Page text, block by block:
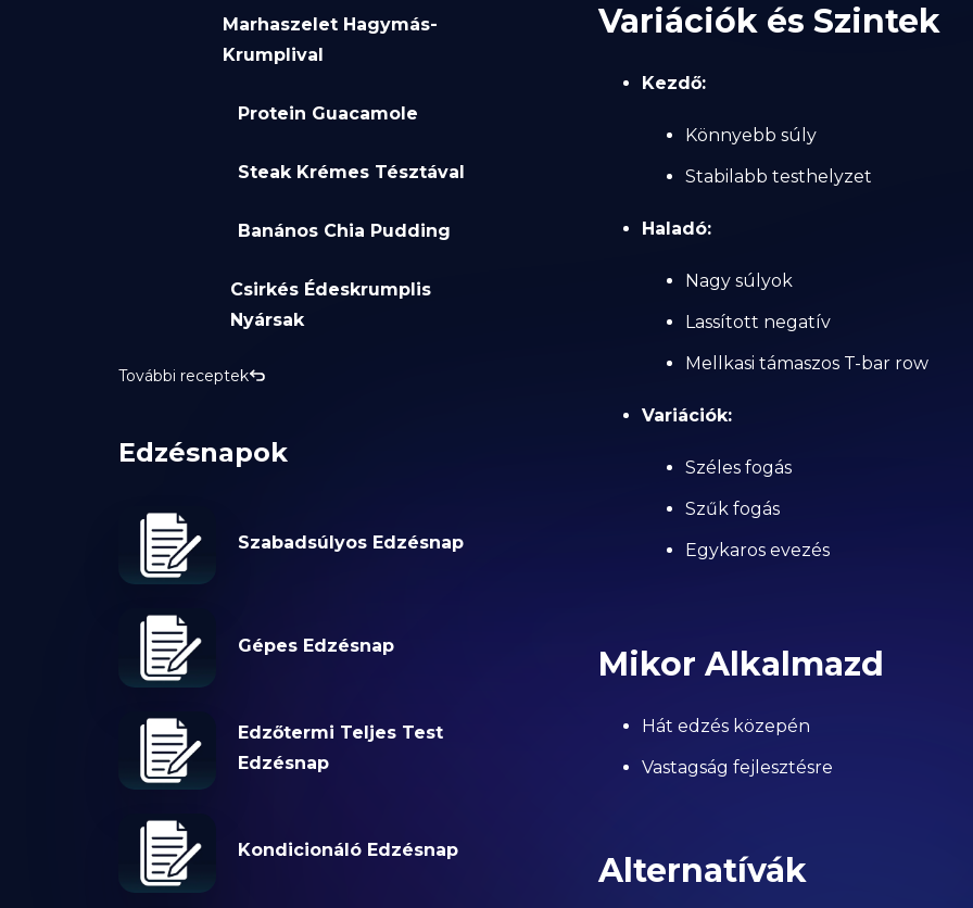
Marhaszelet Hagymás-
Krumplival
Protein Guacamole
Steak Krémes Tésztával
Banános Chia Pudding
Csirkés Édeskrumplis
Nyársak
További receptek
Edzésnapok
Szabadsúlyos Edzésnap
Gépes Edzésnap
Edzőtermi Teljes Test
Edzésnap
Kondicionáló Edzésnap
Variációk és Szintek
Kezdő:
Könnyebb súly
Stabilabb testhelyzet
Haladó:
Nagy súlyok
Lassított negatív
Mellkasi támaszos T-bar row
Variációk:
Széles fogás
Szűk fogás
Egykaros evezés
Mikor Alkalmazd
Hát edzés közepén
Vastagság fejlesztésre
Alternatívák